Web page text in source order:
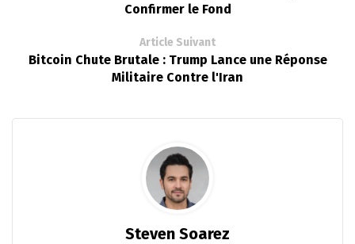
Confirmer le Fond
Article Suivant
Bitcoin Chute Brutale : Trump Lance une Réponse
Militaire Contre l'Iran
Steven Soarez